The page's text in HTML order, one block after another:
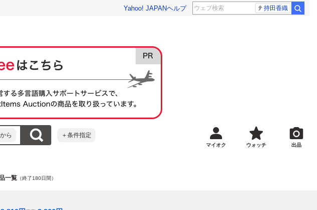
Yahoo! JAPANヘルプ 持田香織
ら ＋条件指定
マイオク ウォッチ 出品
一覧 （終了180日間）